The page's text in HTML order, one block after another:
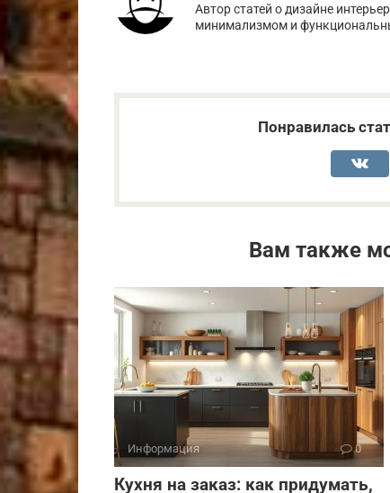
Автор статей о дизайне
минимализмом и
Понравилась
Вам также
Информация 0
Кухня на заказ: как придумать,